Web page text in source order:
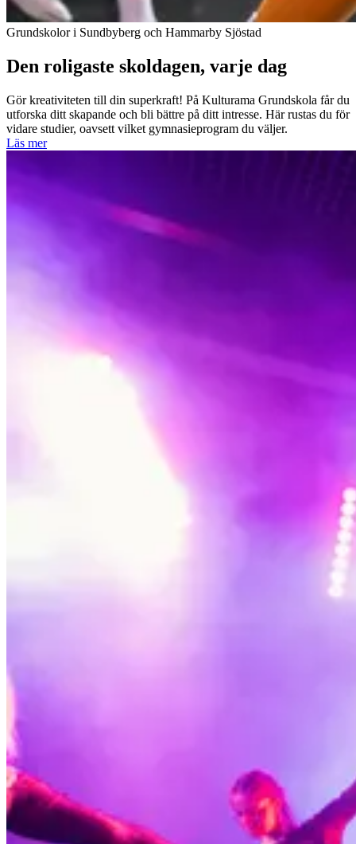
Grundskolor i Sundbyberg och Hammarby Sjöstad
Den roligaste skoldagen, varje dag
Gör kreativiteten till din superkraft! På Kulturama Grundskola får du
utforska ditt skapande och bli bättre på ditt intresse. Här rustas du för
vidare studier, oavsett vilket gymnasieprogram du väljer.
Läs mer